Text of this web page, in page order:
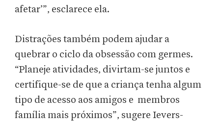
afetar’”, esclarece ela.
Distrações também podem ajudar a
quebrar o ciclo da obsessão com germes.
“Planeje atividades, divirtam-se juntos e
certifique-se de que a criança tenha algum
tipo de acesso aos amigos e membros
família mais próximos”, sugere Ievers-